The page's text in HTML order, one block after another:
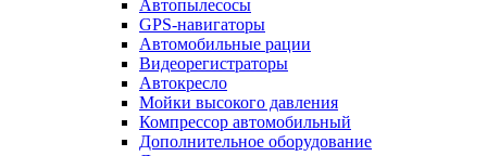
Автопылесосы
GPS-навигаторы
Автомобильные рации
Видеорегистраторы
Автокресло
Мойки высокого давления
Компрессор автомобильный
Дополнительное оборудование